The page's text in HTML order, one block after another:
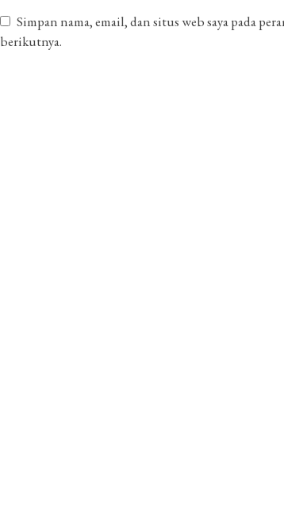
Simpan nama, email, dan situs web saya pada
berikutnya.